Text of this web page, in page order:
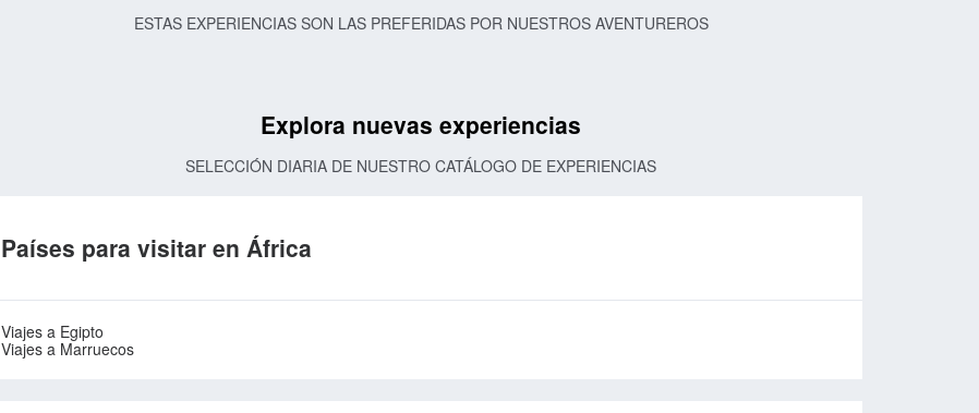
ESTAS EXPERIENCIAS SON LAS PREFERIDAS POR NUESTROS AVENTUREROS
Explora nuevas experiencias
SELECCIÓN DIARIA DE NUESTRO CATÁLOGO DE EXPERIENCIAS
Países para visitar en África
Viajes a Egipto
Viajes a Marruecos